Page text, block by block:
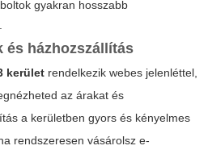
gyakran hosszabb
és házhozszállítás
kerület rendelkezik webes jelenléttel,
az árakat és
a kerületben gyors és kényelmes
rendszeresen vásárolsz e-